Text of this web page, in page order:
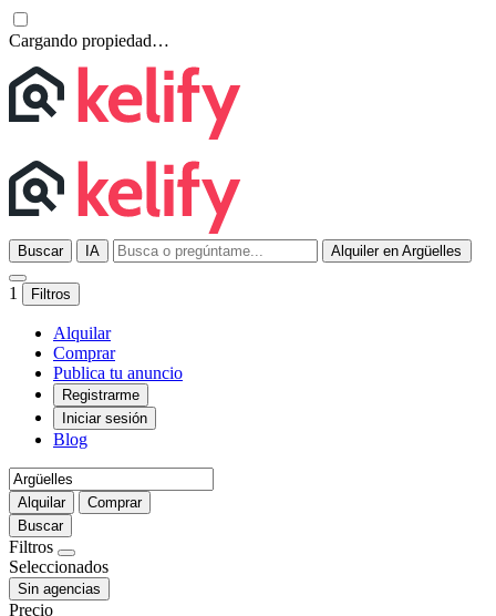
Cargando propiedad…
Buscar IA Alquiler en Argüelles
1 Filtros
Alquilar
Comprar
Publica tu anuncio
Registrarme
Iniciar sesión
Blog
Alquilar
Comprar
Buscar
Filtros
Seleccionados
Sin agencias
Precio